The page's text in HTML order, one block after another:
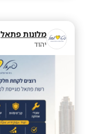
מלונות פתאל
יהוד